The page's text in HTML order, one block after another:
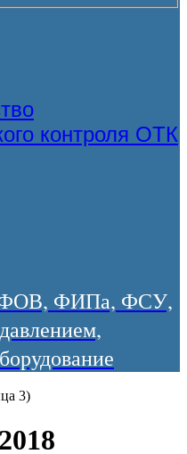
контроля ОТК
ФОВ, ФИПа, ФСУ,
3)